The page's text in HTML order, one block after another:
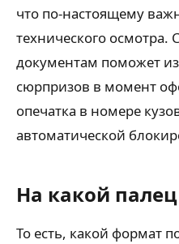
что по-настоящему
технического осмотра.
документам поможет
сюрпризов в момент
опечатка в номере
автоматической
На какой
То есть, какой формат